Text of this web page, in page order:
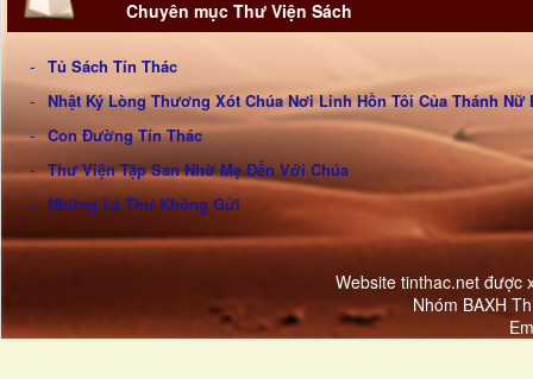
Chuyên mục Thư Viện Sách
Tủ Sách Tín Thác
Nhật Ký Lòng Thương Xót Chúa Nơi Linh Hồn Tôi Của Thánh Nữ
Con Đường Tín Thác
Thư Viện Tập San Nhờ Mẹ Đến Với Chúa
Những Lá Thư Không Gửi
Website tinthac.net được
Nhóm BAXH